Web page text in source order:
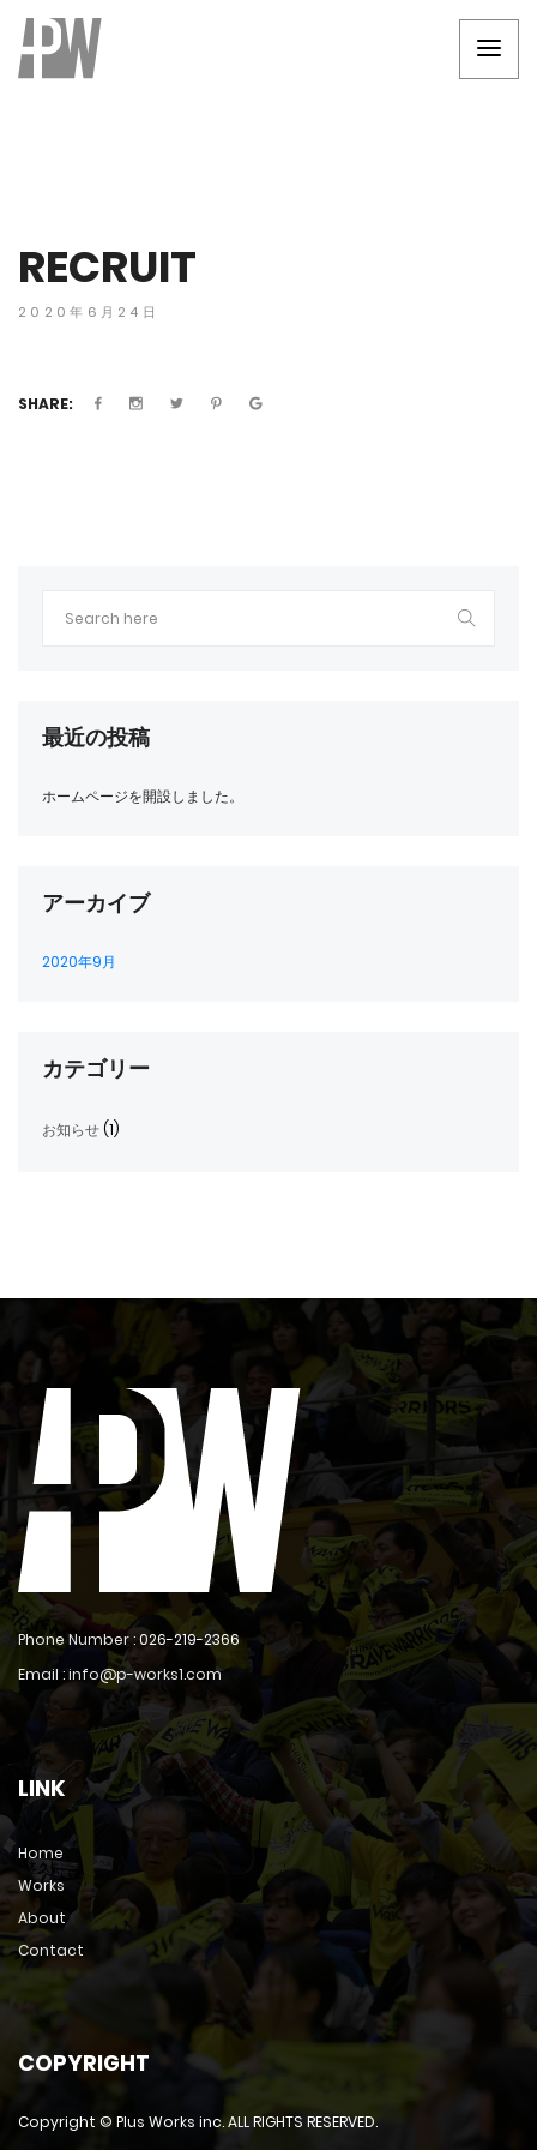
RECRUIT
2020年6月24日
SHARE:
最近の投稿
ホームページを開設しました。
アーカイブ
2020年9月
カテゴリー
お知らせ(1)
Phone Number :026-219-2366
Email : info@p-works1.com
LINK
Home
Works
About
Contact
COPYRIGHT
Copyright © Plus Works inc. ALL RIGHTS RESERVED.